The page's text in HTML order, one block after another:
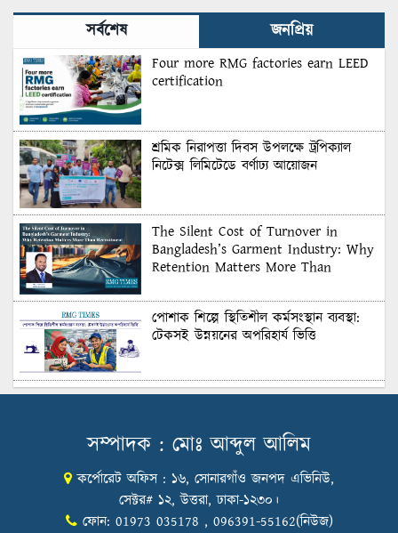
সর্বশেষ জনপ্রিয়
Four more RMG factories earn LEED
certification
শ্রমিক নিরাপত্তা দিবস উপলক্ষে ট্রপিক্যাল
নিটেক্স লিমিটেডে বর্ণাঢ্য আয়োজন
The Silent Cost of Turnover in
Bangladesh’s Garment Industry: Why
Retention Matters More Than
পোশাক শিল্পে স্থিতিশীল কর্মসংস্থান ব্যবস্থা:
টেকসই উন্নয়নের অপরিহার্য ভিত্তি
শুল্কের দেয়াল ভাঙার সুযোগ: মার্কিন বাজারে
Honoring Excellence: Texstream
Fashion Ltd. Rewards Best Workers–
2026
সম্পাদক : মোঃ আব্দুল আলিম
কর্পোরেট অফিস : ১৬, সোনারগাঁও জনপদ এভিনিউ,
সেক্টর# ১২, উত্তরা, ঢাকা-১২৩০।
ফোন: 01973 035178 , 096391-55162(নিউজ)